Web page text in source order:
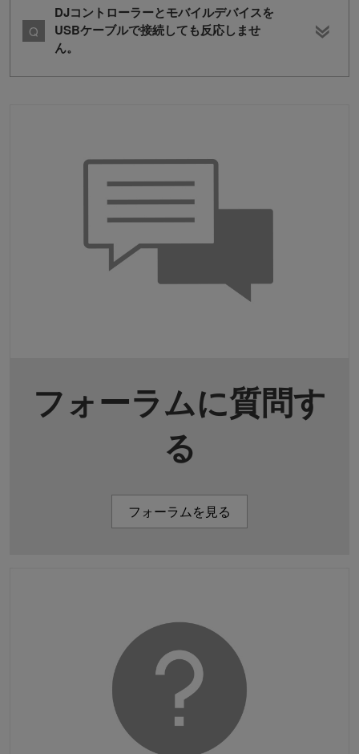
DJコントローラーとモバイルデバイスを
USBケーブルで接続しても反応しませ
ん。
フォーラムに質問す
る
フォーラムを見る